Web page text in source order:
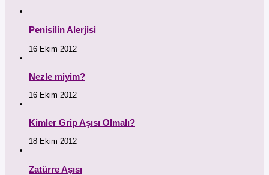
Penisilin Alerjisi
16 Ekim 2012
Nezle miyim?
16 Ekim 2012
Kimler Grip Aşısı Olmalı?
18 Ekim 2012
Zatürre Aşısı